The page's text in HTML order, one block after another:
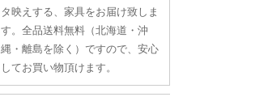
タ映えする、家具をお届け致しま
す。全品送料無料（北海道・沖
縄・離島を除く）ですので、安心
してお買い物頂けます。